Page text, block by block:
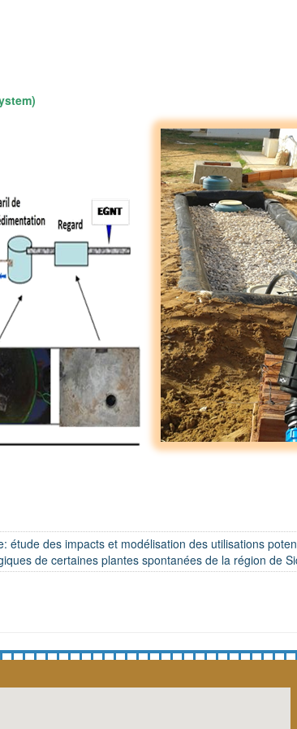
étude des impacts et modélisation des utilisations
de certaines plantes spontanées de la région de